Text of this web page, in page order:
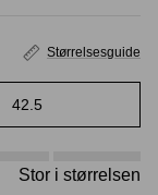
Størrelsesguide
42.5
Stor i størrelsen